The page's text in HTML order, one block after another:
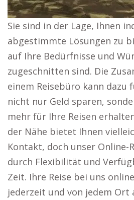
Sie sind in der Lage, Ihnen
abgestimmte Lösungen zu
auf Ihre Bedürfnisse und
zugeschnitten sind. Die
einem Reisebüro kann dazu
nicht nur Geld sparen,
mehr für Ihre Reisen
der Nähe bietet Ihnen
Kontakt, doch unser
durch Flexibilität und
Zeit. Ihre Reise bei uns
jederzeit und von jedem Ort